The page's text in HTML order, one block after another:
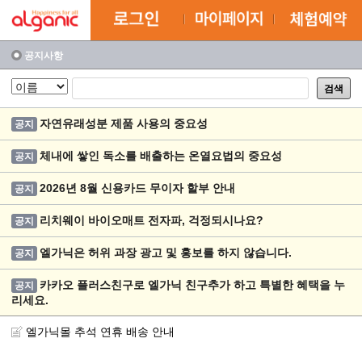
공지사항
검색
공지 자연유래성분 제품 사용의 중요성
공지 체내에 쌓인 독소를 배출하는 온열요법의 중요성
공지 2026년 8월 신용카드 무이자 할부 안내
공지 리치웨이 바이오매트 전자파, 걱정되시나요?
공지 엘가닉은 허위 과장 광고 및 홍보를 하지 않습니다.
공지
카카오 플러스친구로 엘가닉 친구추가 하고 특별한 혜택을 누
리세요.
엘가닉몰 추석 연휴 배송 안내